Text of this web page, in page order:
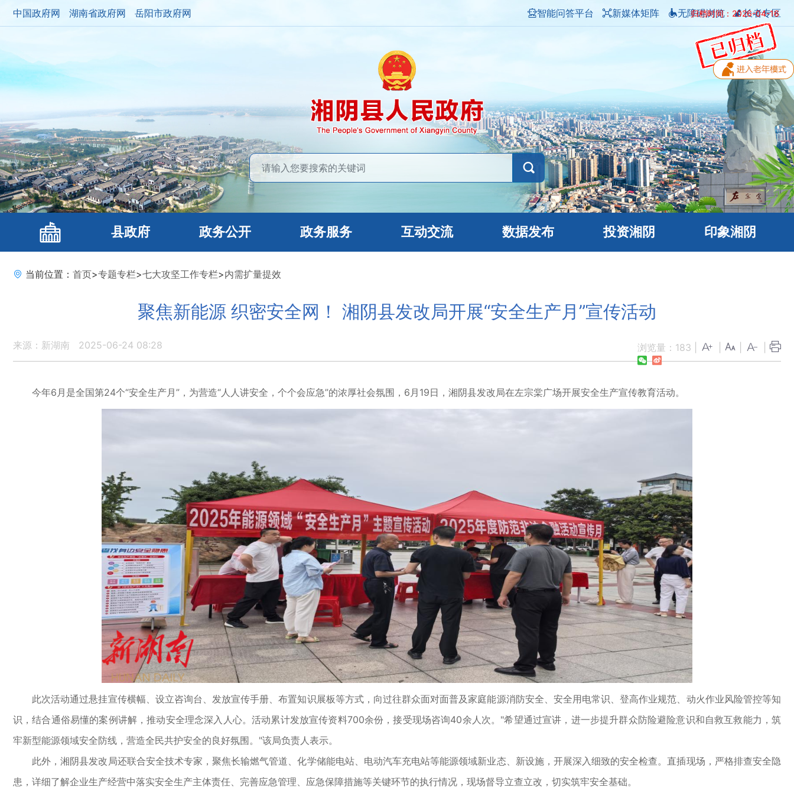
归档时间：2026-04-16
中国政府网 湖南省政府网 岳阳市政府网 智能问答平台 新媒体矩阵 无障碍浏览 长者专区
县政府 政务公开 政务服务 互动交流 数据发布 投资湘阴 印象湘阴
当前位置： 首页>专题专栏>七大攻坚工作专栏>内需扩量提效
聚焦新能源 织密安全网！ 湘阴县发改局开展“安全生产月”宣传活动
来源：新湖南 2025-06-24 08:28 浏览量： 183
今年6月是全国第24个“安全生产月”，为营造“人人讲安全，个个会应急”的浓厚社会氛围，6月19日，湘阴县发改局在左宗棠广场开展安全生产宣传教育活动。
此次活动通过悬挂宣传横幅、设立咨询台、发放宣传手册、布置知识展板等方式，向过往群众面对面普及家庭能源消防安全、安全用电常识、登高作业规范、动火作业风险管控等知
识，结合通俗易懂的案例讲解，推动安全理念深入人心。活动累计发放宣传资料700余份，接受现场咨询40余人次。"希望通过宣讲，进一步提升群众防险避险意识和自救互救能力，筑
牢新型能源领域安全防线，营造全民共护安全的良好氛围。"该局负责人表示。
此外，湘阴县发改局还联合安全技术专家，聚焦长输燃气管道、化学储能电站、电动汽车充电站等能源领域新业态、新设施，开展深入细致的安全检查。直插现场，严格排查安全隐
患，详细了解企业生产经营中落实安全生产主体责任、完善应急管理、应急保障措施等关键环节的执行情况，现场督导立查立改，切实筑牢安全基础。